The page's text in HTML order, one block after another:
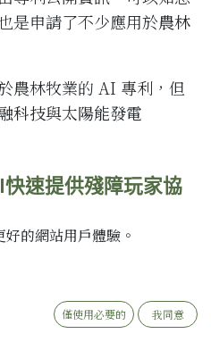
是申請了不少應用於農林
農林牧業的 AI 專利，但
科技與太陽能發電
速提供殘障玩家協
元，這個專利造福了身障
遊戲。
應用專利越來越多，而通過
，不能僅僅單純是想得到
的網站用戶體驗。
僅使用必要的 我同意